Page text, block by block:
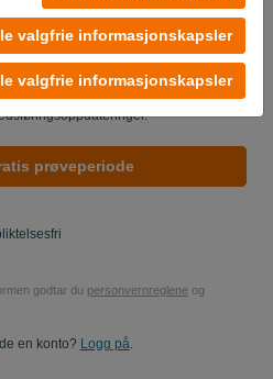
valgfrie informasjonskapsler
valgfrie informasjonskapsler
prøveperiode
godtar du personvernreglene og
en konto? Logg på